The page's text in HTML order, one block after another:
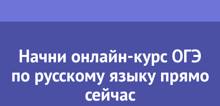
Начни онлайн-курс ОГЭ
по русскому языку прямо
сейчас